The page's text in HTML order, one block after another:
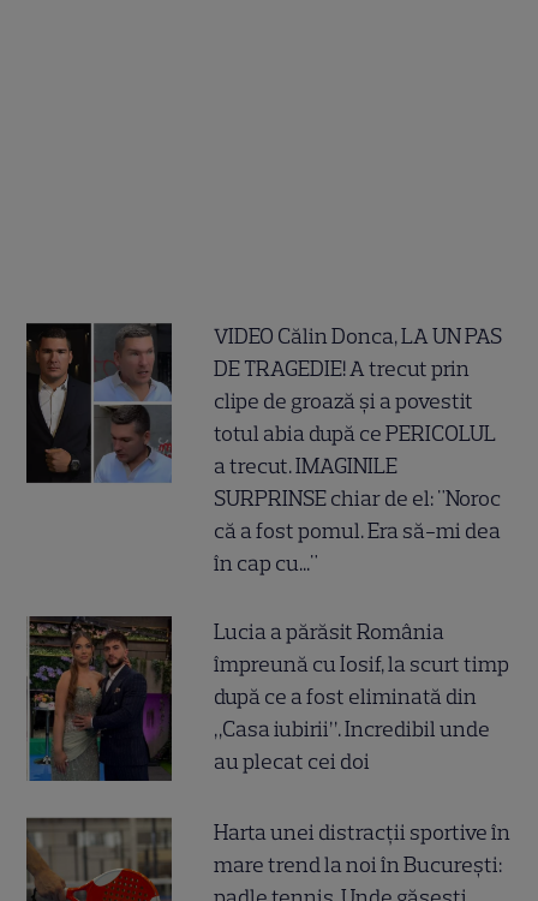
VIDEO Călin Donca, LA UN PAS
DE TRAGEDIE! A trecut prin
clipe de groază și a povestit
totul abia după ce PERICOLUL
a trecut. IMAGINILE
SURPRINSE chiar de el: "Noroc
că a fost pomul. Era să-mi dea
în cap cu..."
Lucia a părăsit România
împreună cu Iosif, la scurt timp
după ce a fost eliminată din
„Casa iubirii”. Incredibil unde
au plecat cei doi
Harta unei distracții sportive în
mare trend la noi în București: